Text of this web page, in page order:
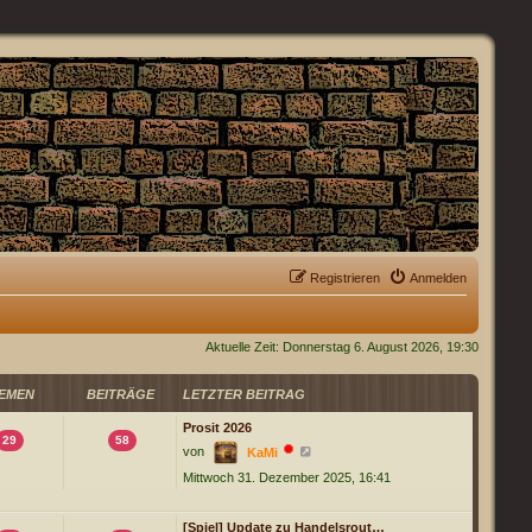
Anmelden
Registrieren
Aktuelle Zeit: Donnerstag 6. August 2026, 19:30
BEITRÄGE LETZTER BEITRAG
29 58
Prosit 2026
von
KaMi
u
Mittwoch 31. Dezember 2025, 16:41
[Spiel] Update zu Handelsrout…